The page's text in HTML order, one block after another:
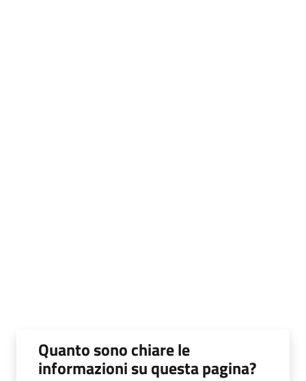
Quanto sono chiare le
informazioni su questa pagina?